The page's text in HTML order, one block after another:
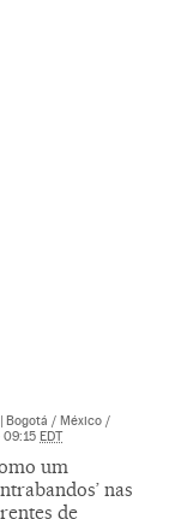
| Bogotá / México /
09:15 EDT
um
nas
de